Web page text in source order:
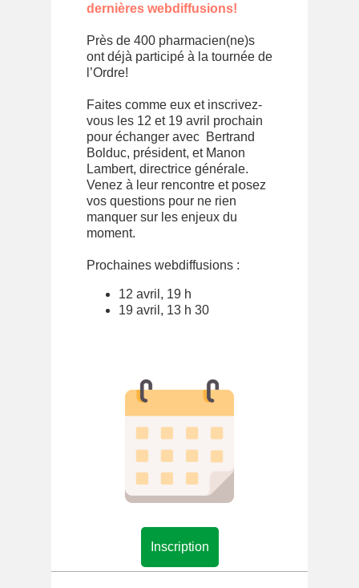
dernières webdiffusions!
Près de 400 pharmacien(ne)s
ont déjà participé à la tournée de
l’Ordre!
Faites comme eux et inscrivez-
vous les 12 et 19 avril prochain
pour échanger avec Bertrand
Bolduc, président, et Manon
Lambert, directrice générale.
Venez à leur rencontre et posez
vos questions pour ne rien
manquer sur les enjeux du
moment.
Prochaines webdiffusions :
12 avril, 19 h
19 avril, 13 h 30
Inscription